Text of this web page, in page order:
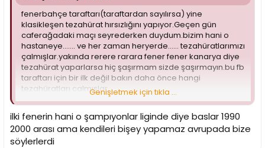
fenerbahçe taraftarı(taraftardan sayılırsa) yine
klasikleşen tezahürat hırsızlığını yapıyor.Geçen gün
caferağadaki maçı seyrederken duydum.bizim hani o
hastaneye....... ve her zaman heryerde...... tezahüratlarımızı
çalmışlar.yakında rerere rarara fener fener kanarya diye
tezahürat yaparlarsa hiç şaşırmam sizde şaşırmayın.bu fb
taraftarı için bir ilk değil bakın daha önce hangi
tezahüratları çalmışlar.
MİLYONLARCA(GALATASARAYDAN)
Genişletmek için tıkla ...
ilki fenerin hani o şampıyonlar liginde diye baslar 1990
2000 arası ama kendileri bişey yapamaz avrupada bize
söylerlerdi